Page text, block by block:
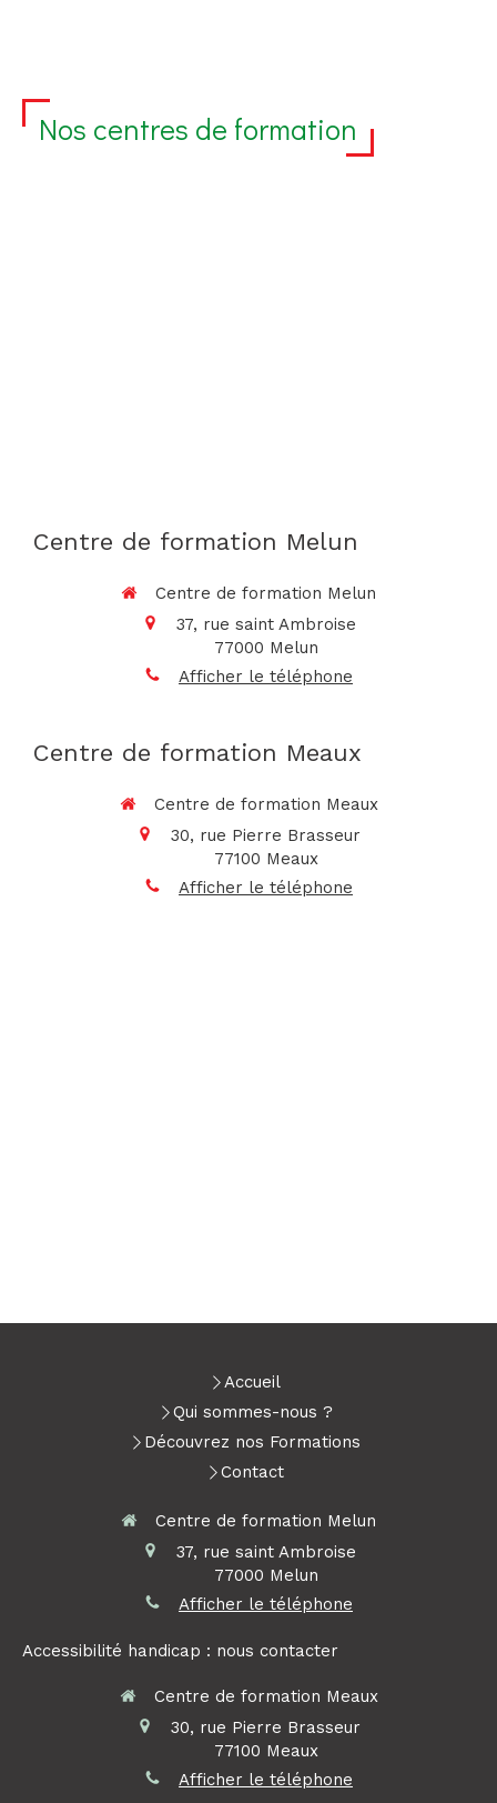
Nos centres de formation
Centre de formation Melun
Centre de formation Melun
37, rue saint Ambroise
77000 Melun
Afficher le téléphone
Centre de formation Meaux
Centre de formation Meaux
30, rue Pierre Brasseur
77100 Meaux
Afficher le téléphone
Accueil
Qui sommes-nous ?
Découvrez nos Formations
Contact
Centre de formation Melun
37, rue saint Ambroise
77000 Melun
Afficher le téléphone
Accessibilité handicap : nous contacter
Centre de formation Meaux
30, rue Pierre Brasseur
77100 Meaux
Afficher le téléphone